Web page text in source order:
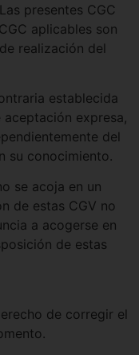
presentes CGC
aplicables son
realización del
establecida
expresa,
del
su conocimiento.
se acoja en un
de estas CGV no
a acogerse en
de estas
de corregir el